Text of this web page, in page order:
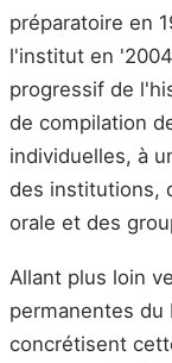
préparatoire en
l'institut en
progressif de
de compilation
individuelles, à
des institutions,
orale et des
Allant plus loin
permanentes du
concrétisent